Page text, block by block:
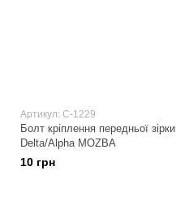
Артикул: C-1229
Болт кріплення передньої зірки
Delta/Alpha MOZBA
10 грн